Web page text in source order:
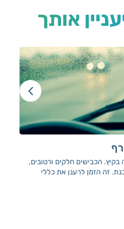
אותך
בקיץ. הכבישים חלקים ורטובים,
זה הזמן לרענן את כללי